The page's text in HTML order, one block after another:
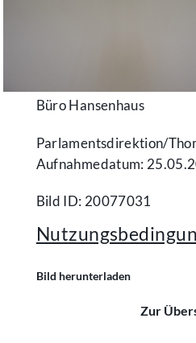
Büro Hansenhaus
Parlamentsdirektion/​
Aufnahmedatum:
Bild ID: 20077031
Bild herunterladen
Zur